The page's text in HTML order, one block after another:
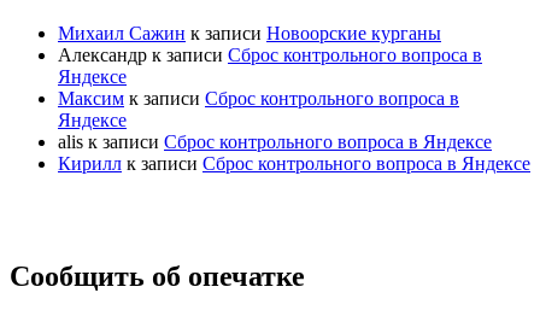
Михаил Сажин к записи Новоорские курганы
Александр к записи Сброс контрольного вопроса в
Яндексе
Максим к записи Сброс контрольного вопроса в
Яндексе
alis к записи Сброс контрольного вопроса в Яндексе
Кирилл к записи Сброс контрольного вопроса в Яндексе
Прокрутка
вверх
Сообщить об опечатке